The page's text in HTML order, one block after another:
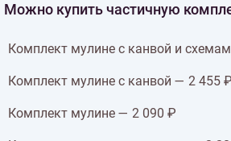
Можно купить частичную
Комплект мулине с канвой и
Комплект мулине с канвой — 2 455 ₽
Комплект мулине — 2 090 ₽